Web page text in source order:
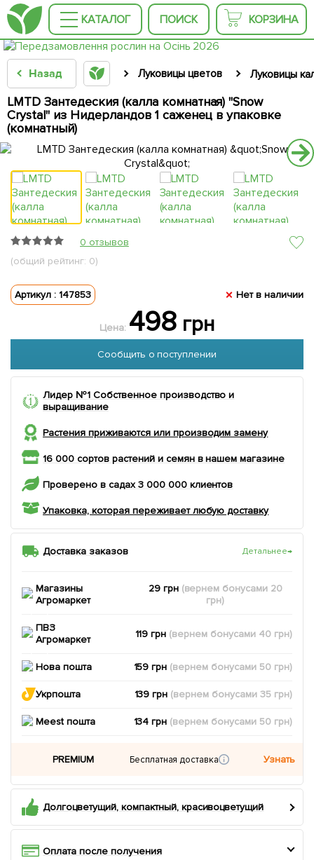
КАТАЛОГ ПОИСК КОРЗИНА
Назад Луковицы цветов Луковицы
LMTD Зантедеския (калла комнатная) "Snow
Crystal" из Нидерландов 1 саженец в упаковке
(комнатный)
0 отзывов
(общий рейтинг: 0)
Артикул : 147853 Нет в наличии
Цена: 498грн
Сообщить о поступлении
Лидер №1 Собственное производство и
выращивание
Растения приживаются или производим замену
16 000 сортов растений и семян в нашем магазине
Проверено в садах 3 000 000 клиентов
Упаковка, которая переживает любую доставку
Доставка заказов Детальнее→
Магазины
Агромаркет
29 грн (вернем бонусами 20
грн)
ПВЗ
Агромаркет
119 грн (вернем бонусами 40 грн)
Нова пошта 159 грн (вернем бонусами 50 грн)
Укрпошта 139 грн (вернем бонусами35 грн)
Meest пошта 134 грн (вернем бонусами 50 грн)
PREMIUM Бесплатная доставка Узнать
Долгоцветущий, компактный, красивоцветущий
Оплата после получения